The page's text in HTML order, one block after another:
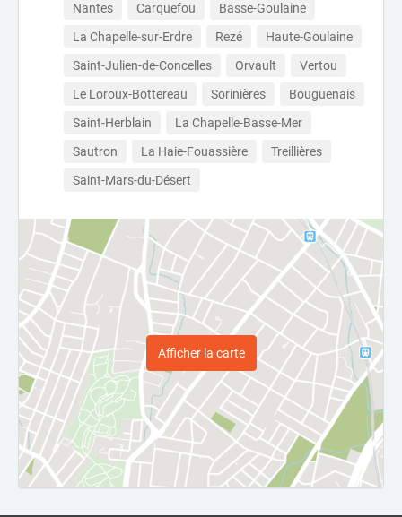
Nantes
Carquefou
Basse-Goulaine
La Chapelle-sur-Erdre
Rezé
Haute-Goulaine
Saint-Julien-de-Concelles
Orvault
Vertou
Le Loroux-Bottereau
Sorinières
Bouguenais
Saint-Herblain
La Chapelle-Basse-Mer
Sautron
La Haie-Fouassière
Treillières
Saint-Mars-du-Désert
Afficher la carte